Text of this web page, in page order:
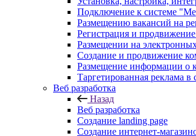
Подключение к системе
Размещению вакансий на
Регистрация и
Размещении на
Создание и продвижение
Размещение информации о
Таргетированная реклама в
Веб разработка
Назад
Веб разработка
Создание landing page
Создание интернет-